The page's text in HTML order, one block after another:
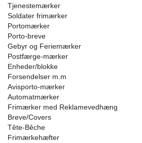
Tjenestemærker
Soldater frimærker
Portomærker
Porto-breve
Gebyr og Feriemærker
Postfærge-mærker
Enheder/blokke
Forsendelser m.m
Avisporto-mærker
Automatmærker
Frimærker med Reklamevedhæng
Breve/Covers
Tête-Bêche
Frimærkehæfter